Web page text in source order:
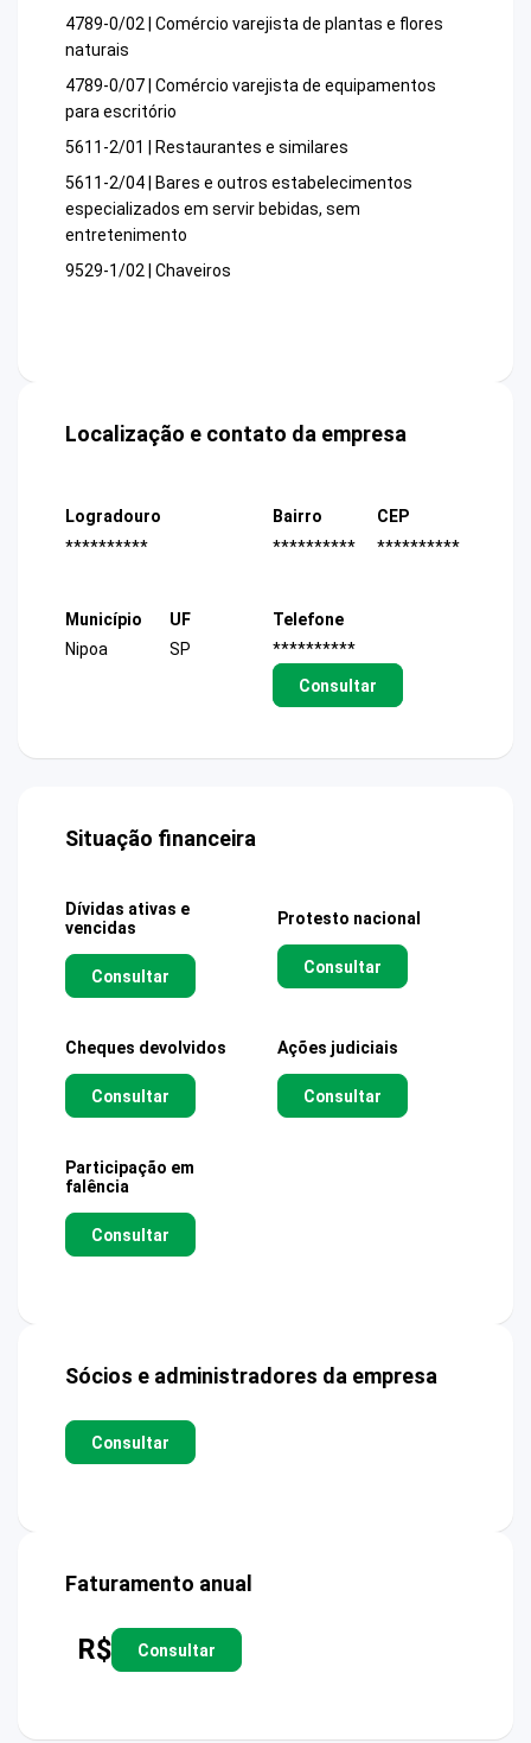
4789-0/02 | Comércio varejista de plantas e flores
naturais
4789-0/07 | Comércio varejista de equipamentos
para escritório
5611-2/01 | Restaurantes e similares
5611-2/04 | Bares e outros estabelecimentos
especializados em servir bebidas, sem
entretenimento
9529-1/02 | Chaveiros
Localização e contato da empresa
Logradouro
**********
Bairro
**********
CEP
**********
Município
Nipoa
UF
SP
Telefone
**********
Consultar
Situação financeira
Dívidas ativas e
vencidas
Consultar
Protesto nacional
Consultar
Cheques devolvidos
Consultar
Ações judiciais
Consultar
Participação em
falência
Consultar
Sócios e administradores da empresa
Consultar
Faturamento anual
R$ Consultar